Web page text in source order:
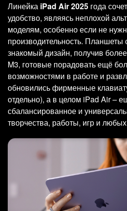
Линейка iPad Air 2025 года
удобство, являясь неплохой
моделям, особенно если не
производительность. Планшеты
знакомый дизайн, получив
M3, готовые порадовать ещё
возможностями в работе и
обновились фирменные
отдельно), а в целом iPad Air –
сбалансированное и
творчества, работы, игр и любых